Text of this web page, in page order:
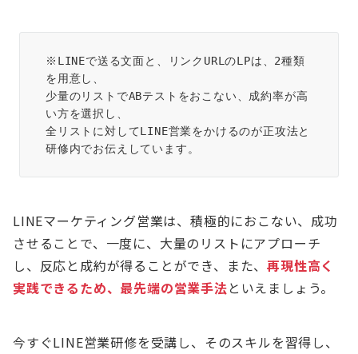
※LINEで送る文面と、リンクURLのLPは、2種類
を用意し、
少量のリストでABテストをおこない、成約率が高
い方を選択し、
全リストに対してLINE営業をかけるのが正攻法と
研修内でお伝えしています。
LINEマーケティング営業は、積極的におこない、成功
させることで、一度に、大量のリストにアプローチ
し、反応と成約が得ることができ、また、再現性高く
実践できるため、最先端の営業手法といえましょう。
今すぐLINE営業研修を受講し、そのスキルを習得し、